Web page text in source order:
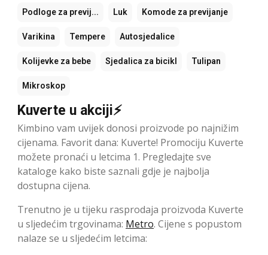
Podloge za previj... Luk Komode za previjanje
Varikina Tempere Autosjedalice
Kolijevke za bebe Sjedalica za bicikl Tulipan
Mikroskop
Kuverte u akciji⚡
Kimbino vam uvijek donosi proizvode po najnižim
cijenama. Favorit dana: Kuverte! Promociju Kuverte
možete pronaći u letcima 1. Pregledajte sve
kataloge kako biste saznali gdje je najbolja
dostupna cijena.
Trenutno je u tijeku rasprodaja proizvoda Kuverte
u sljedećim trgovinama: Metro. Cijene s popustom
nalaze se u sljedećim letcima: